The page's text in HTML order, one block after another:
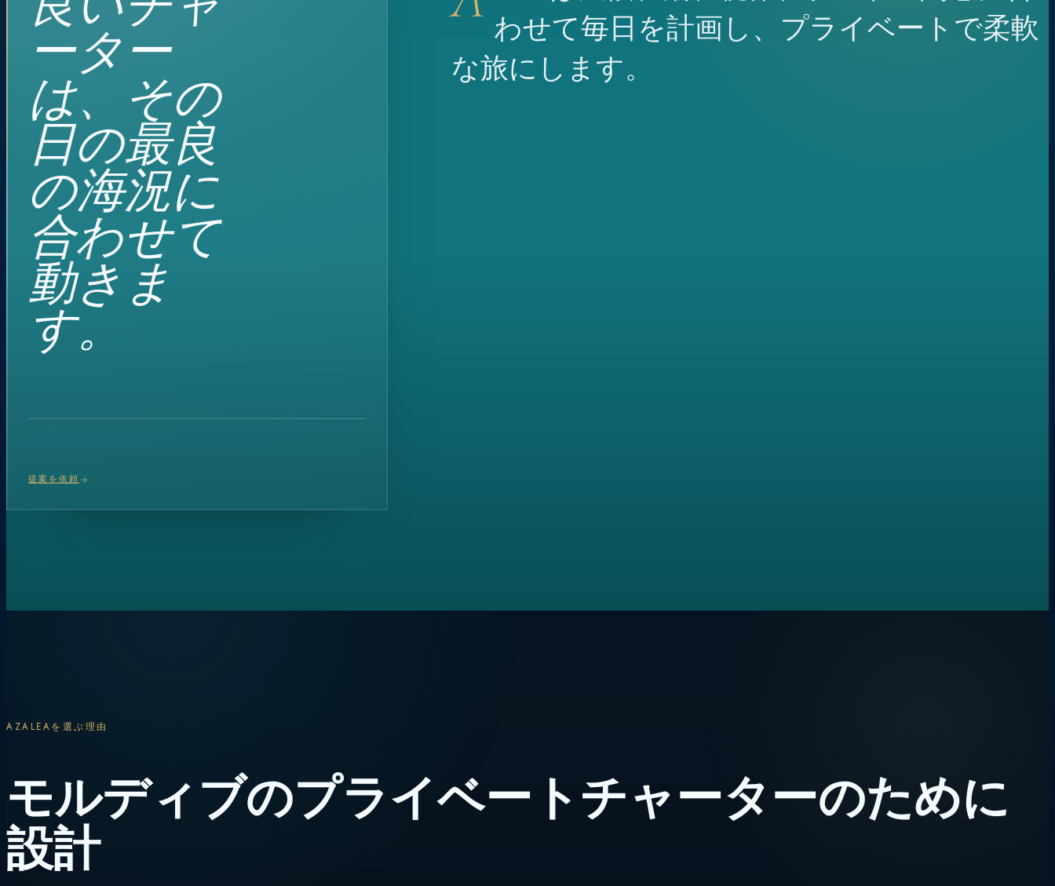
ーター
は、その
日の最良
の海況に
合わせて
動きま
す。
提案を依頼
わせて毎日を計画し、プライベートで柔軟
な旅にします。
AZALEAを選ぶ理由
モルディブのプライベートチャーターのために
設計